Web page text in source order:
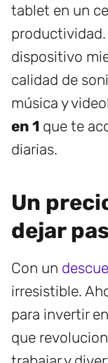
tablet en un
dispositivo
calidad de
música y
en 1 que te
diarias.
Un
dejar
Con un
irresistible.
para invertir
que